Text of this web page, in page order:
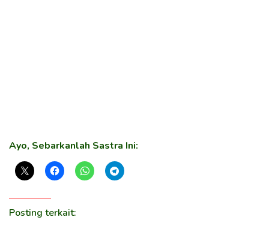
Ayo, Sebarkanlah Sastra Ini:
Posting terkait: